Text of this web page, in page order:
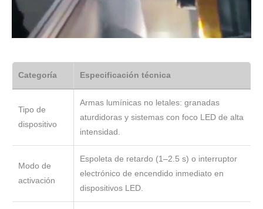
Categoría Especificación técnica
Tipo de
dispositivo
Armas lumínicas no letales: granadas
aturdidoras y sistemas con foco LED de alta
intensidad.
Modo de
activación
Espoleta de retardo (1–2.5 s) o interruptor
electrónico de encendido inmediato en
dispositivos LED.